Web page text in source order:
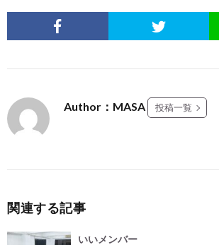
Author：MASA 投稿一覧
関連する記事
いいメンバー